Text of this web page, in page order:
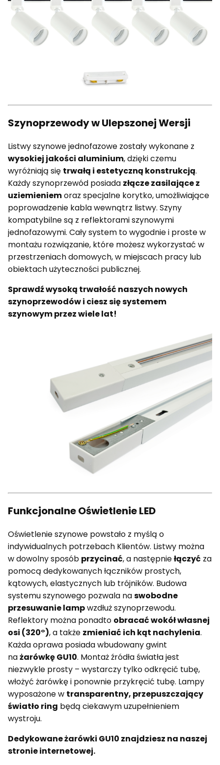
Szynoprzewody w Ulepszonej Wersji
Listwy szynowe jednofazowe zostały wykonane z
wysokiej jakości aluminium, dzięki czemu
wyróżniają się trwałą i estetyczną konstrukcją.
Każdy szynoprzewód posiada złącze zasilające z
uziemieniemoraz specjalne korytko, umożliwiające
poprowadzenie kabla wewnątrz listwy. Szyny
kompatybilne są z reflektorami szynowymi
jednofazowymi. Cały system to wygodnie i proste w
montażu rozwiązanie, które możesz wykorzystać w
przestrzeniach domowych, w miejscach pracy lub
obiektach użyteczności publicznej.
Sprawdź wysoką trwałość naszych nowych
szynoprzewodów i ciesz się systemem
szynowym przez wiele lat!
Funkcjonalne Oświetlenie LED
Oświetlenie szynowe powstało z myślą o
indywidualnych potrzebach Klientów. Listwy można
w dowolny sposób przycinać, a następniełączyć za
pomocą dedykowanych łączników prostych,
kątowych, elastycznych lub trójników. Budowa
systemu szynowego pozwala naswobodne
przesuwanie lampwzdłuż szynoprzewodu.
Reflektory można ponadto obracać wokół własnej
osi (320°), a także zmieniać ich kąt nachylenia.
Każda oprawa posiada wbudowany gwint
nażarówkę GU10. Montaż źródła światła jest
niezwykle prosty – wystarczy tylko odkręcić tubę,
włożyć żarówkę i ponownie przykręcić tubę. Lampy
wyposażone w transparentny, przepuszczający
światło ring będą ciekawym uzupełnieniem
wystroju.
Dedykowane żarówki GU10 znajdziesz na naszej
stronie internetowej.